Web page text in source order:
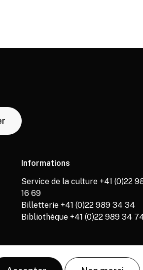
Informations
Service de la culture +41 (0)22
16 69
Billetterie +41 (0)22 989 34 34
Bibliothèque +41 (0)22 989 34